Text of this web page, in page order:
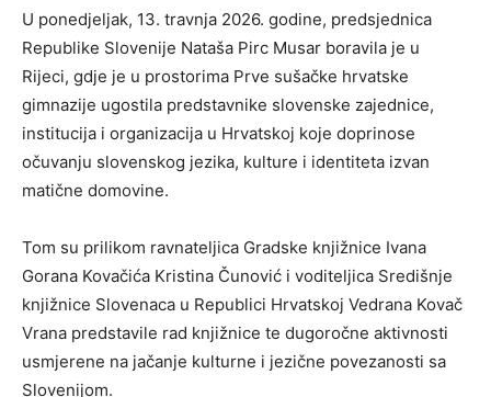
U ponedjeljak, 13. travnja 2026. godine, predsjednica
Republike Slovenije Nataša Pirc Musar boravila je u
Rijeci, gdje je u prostorima Prve sušačke hrvatske
gimnazije ugostila predstavnike slovenske zajednice,
institucija i organizacija u Hrvatskoj koje doprinose
očuvanju slovenskog jezika, kulture i identiteta izvan
matične domovine.
Tom su prilikom ravnateljica Gradske knjižnice Ivana
Gorana Kovačića Kristina Čunović i voditeljica Središnje
knjižnice Slovenaca u Republici Hrvatskoj Vedrana Kovač
Vrana predstavile rad knjižnice te dugoročne aktivnosti
usmjerene na jačanje kulturne i jezične povezanosti sa
Slovenijom.